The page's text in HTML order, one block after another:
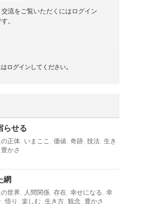
交流をご覧いただくにはログイン
。
ログインしてください。
らせる
正体 いまここ 価値 奇跡 技法 生き
豊かさ
網
世界 人間関係 存在 幸せになる 幸
悟り 楽しむ 生き方 観念 豊かさ